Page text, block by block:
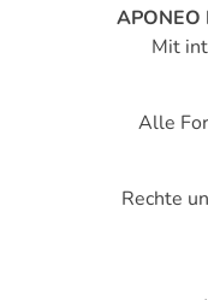
Mit
Alle
Rechte